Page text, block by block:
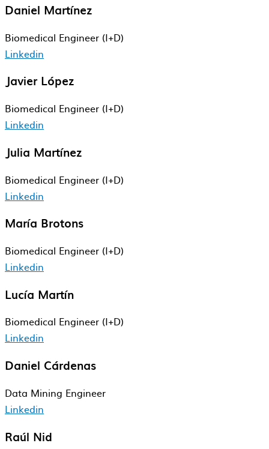
Daniel Martínez
Biomedical​ Engineer​ (I+D)
Linkedin
Javier López
Biomedical​ Engineer​ (I+D)
Linkedin
Julia Martínez
Biomedical​ Engineer​ (I+D)
Linkedin
María Brotons
Biomedical​ Engineer​ (I+D)
Linkedin
Lucía Martín
Biomedical​ Engineer​ (I+D)
Linkedin
Daniel Cárdenas
Data Mining Engineer
Linkedin
Raúl Nid